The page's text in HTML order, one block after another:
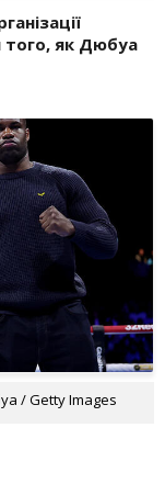
того, як Дюбуа
/ Getty Images